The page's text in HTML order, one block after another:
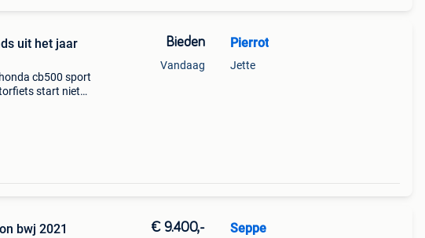
uit het jaar
cb500 sport
start niet
Bieden
Vandaag
Pierrot
Jette
bwj 2021 € 9.400,- Seppe